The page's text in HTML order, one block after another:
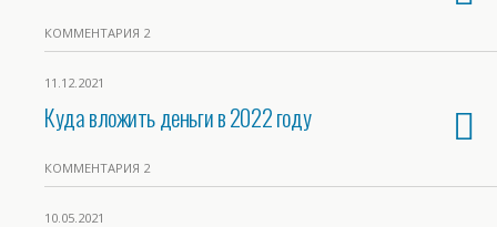
КОММЕНТАРИЯ 2
11.12.2021
Куда вложить деньги в 2022 году
КОММЕНТАРИЯ 2
10.05.2021